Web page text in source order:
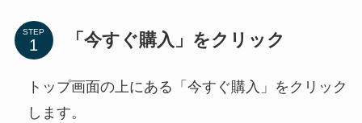
STEP 「今すぐ購入」をクリック
トップ画面の上にある「今すぐ購入」をクリック
します。